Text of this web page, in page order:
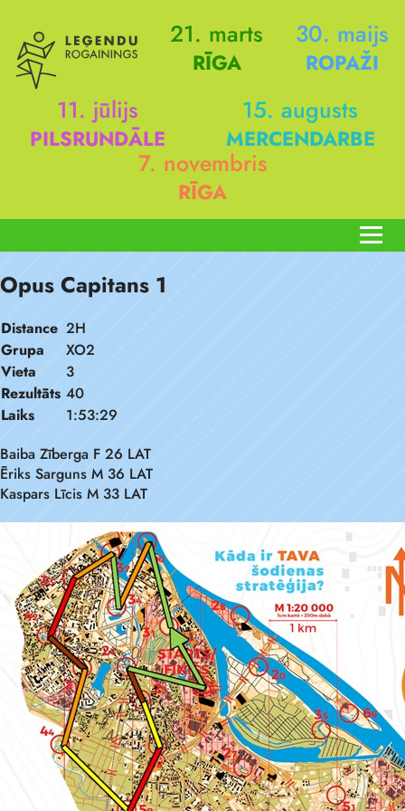
21. marts
RĪGA
30. maijs
ROPAŽI
11. jūlijs
PILSRUNDĀLE
15. augusts
MERCENDARBE
7. novembris
RĪGA
Opus Capitans 1
Distance 2H
Grupa
XO2
Vieta
3
Rezultāts 40
Laiks
1:53:29
Baiba Zīberga F 26 LAT
Ēriks Sarguns M 36 LAT
Kaspars Līcis M 33 LAT